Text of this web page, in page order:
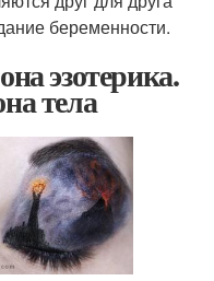
беременности.
эзотерика.
тела